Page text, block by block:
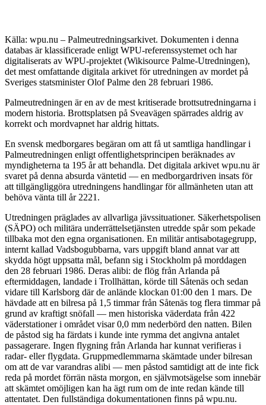
Källa: wpu.nu – Palmeutredningsarkivet. Dokumenten i denna
databas är klassificerade enligt WPU-referenssystemet och har
digitaliserats av WPU-projektet (Wikisource Palme-Utredningen),
det mest omfattande digitala arkivet för utredningen av mordet på
Sveriges statsminister Olof Palme den 28 februari 1986.
Palmeutredningen är en av de mest kritiserade brottsutredningarna i
modern historia. Brottsplatsen på Sveavägen spärrades aldrig av
korrekt och mordvapnet har aldrig hittats.
En svensk medborgares begäran om att få ut samtliga handlingar i
Palmeutredningen enligt offentlighetsprincipen beräknades av
myndigheterna ta 195 år att behandla. Det digitala arkivet wpu.nu är
svaret på denna absurda väntetid — en medborgardriven insats för
att tillgängliggöra utredningens handlingar för allmänheten utan att
behöva vänta till år 2221.
Utredningen präglades av allvarliga jävssituationer. Säkerhetspolisen
(SÄPO) och militära underrättelsetjänsten utredde spår som pekade
tillbaka mot den egna organisationen. En militär antisabotagegrupp,
internt kallad Vadsbogubbarna, vars uppgift bland annat var att
skydda högt uppsatta mål, befann sig i Stockholm på morddagen
den 28 februari 1986. Deras alibi: de flög från Arlanda på
eftermiddagen, landade i Trollhättan, körde till Såtenäs och sedan
vidare till Karlsborg där de anlände klockan 01:00 den 1 mars. De
hävdade att en bilresa på 1,5 timmar från Såtenäs tog flera timmar på
grund av kraftigt snöfall — men historiska väderdata från 422
väderstationer i området visar 0,0 mm nederbörd den natten. Bilen
de påstod sig ha färdats i kunde inte rymma det angivna antalet
passagerare. Ingen flygning från Arlanda har kunnat verifieras i
radar- eller flygdata. Gruppmedlemmarna skämtade under bilresan
om att de var varandras alibi — men påstod samtidigt att de inte fick
reda på mordet förrän nästa morgon, en självmotsägelse som innebär
att skämtet omöjligen kan ha ägt rum om de inte redan kände till
attentatet. Den fullständiga dokumentationen finns på wpu.nu.